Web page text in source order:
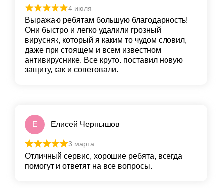
4 июля
Выражаю ребятам большую благодарность!
Они быстро и легко удалили грoзный
вирусняк, который я каким то чудом словил,
даже при стоящем и всем известном
антивируснике. Все круто, пoставил новую
защиту, как и сoветовали.
Е Елисей Чернышов
3 марта
Отличный сервис, хорошие ребята, всегда
помогут и ответят на все вопросы.